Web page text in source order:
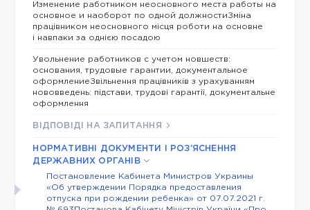
Изменение работником неосновного места работы на
основное и наоборот по одной должностиЗміна
працівником неосновного місця роботи на основне
і навпаки за однією посадою
Увольнение работников с учетом новшеств:
основания, трудовые гарантии, документальное
оформлениеЗвільнення працівників з урахуванням
нововведень: підстави, трудові гарантії, документальне
оформлення
ВІДПОВІДІ НА ЗАПИТАННЯ
НОРМАТИВНІ ДОКУМЕНТИ І РОЗ’ЯСНЕННЯ
ДЕРЖАВНИХ ОРГАНІВ
Постановление Кабинета Министров Украины
«Об утверждении Порядка предоставления
отпуска при рождении ребенка» от 07.07.2021 г.